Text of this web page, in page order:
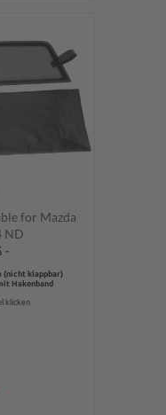
for Mazda
ND
-
(nicht klappbar)
Hakenband
klicken